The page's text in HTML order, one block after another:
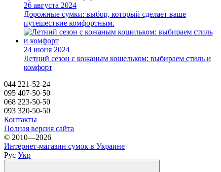
26 августа 2024
Дорожные сумки: выбор, который сделает ваше
путешествие комфортным.
24 июня 2024
Летний сезон с кожаным кошельком: выбираем стиль и
комфорт
044 221-52-24
095 407-50-50
068 223-50-50
093 320-50-50
Контакты
Полная версия сайта
© 2010—2026
Интернет-магазин сумок в Украине
Рус Укр